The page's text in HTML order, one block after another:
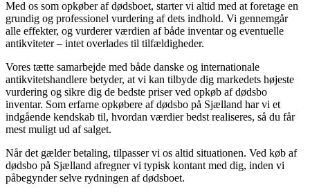
Med os som opkøber af dødsboet, starter vi altid med at foretage en
grundig og professionel vurdering af dets indhold. Vi gennemgår
alle effekter, og vurderer værdien af både inventar og eventuelle
antikviteter – intet overlades til tilfældigheder.
Vores tætte samarbejde med både danske og internationale
antikvitetshandlere betyder, at vi kan tilbyde dig markedets højeste
vurdering og sikre dig de bedste priser ved opkøb af dødsbo
inventar. Som erfarne opkøbere af dødsbo på Sjælland har vi et
indgående kendskab til, hvordan værdier bedst realiseres, så du får
mest muligt ud af salget.
Når det gælder betaling, tilpasser vi os altid situationen. Ved køb af
dødsbo på Sjælland afregner vi typisk kontant med dig, inden vi
påbegynder selve rydningen af dødsboet.